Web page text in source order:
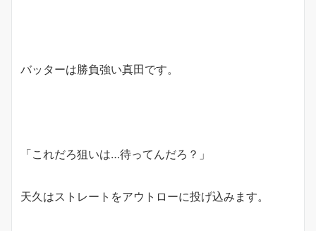
バッターは勝負強い真田です。
「これだろ狙いは…待ってんだろ？」
天久はストレートをアウトローに投げ込みます。